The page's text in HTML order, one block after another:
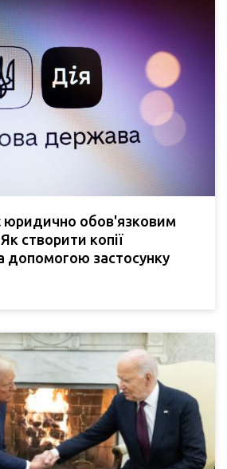
юридично обов'язковим
створити копії
допомогою застосунку